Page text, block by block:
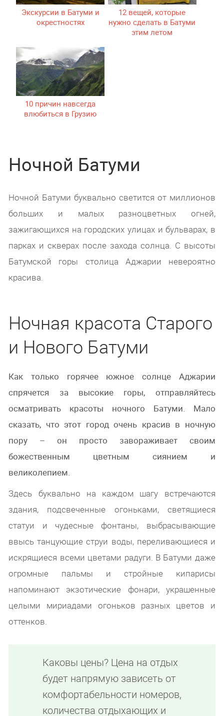
Экскурсии в Батуми и
окрестностях
12 вещей, которые
нужно сделать в Батуми
этим летом
10 причин навсегда
влюбиться в Грузию
Ночной Батуми
Ночной Батуми буквально светится от миллионов
больших и малых разноцветных огней,
зажигающихся на городских улицах и бульварах, в
парках и скверах после захода солнца. С высоты
Батумской горы столица Аджарии невероятно
красива.
Ночная красота Старого
и Нового Батуми
Как только горячее южное солнце Аджарии
спрячется за высокие горы, отправляйтесь
осматривать красоты ночного Батуми. Мало
сказать, что этот город очень красив в ночную
пору – он просто завораживает своим
божественным цветным сиянием и
великолепием.
Здесь буквально на каждом шагу встречаются
здания, подсвеченные огоньками, светящиеся
статуи и чудесные фонтаны, выбрасывающие
ввысь танцующие струи воды, переливающиеся и
искрящиеся всеми цветами радуги. В Батуми даже
огромные пальмы и стройные кипарисы
напоминают экзотические фонари, украшенные
целыми мириадами огоньков разных цветов и
оттенков.
Каковы цены? Цена на отдых
будет напрямую зависеть от
комфортабельности номеров,
количества отдыхающих и